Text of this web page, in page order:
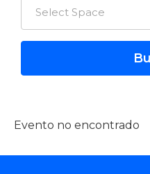
Select Space
Evento no encontrado